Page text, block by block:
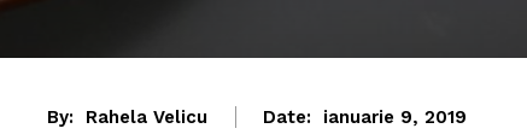
By: Rahela Velicu Date: ianuarie 9, 2019